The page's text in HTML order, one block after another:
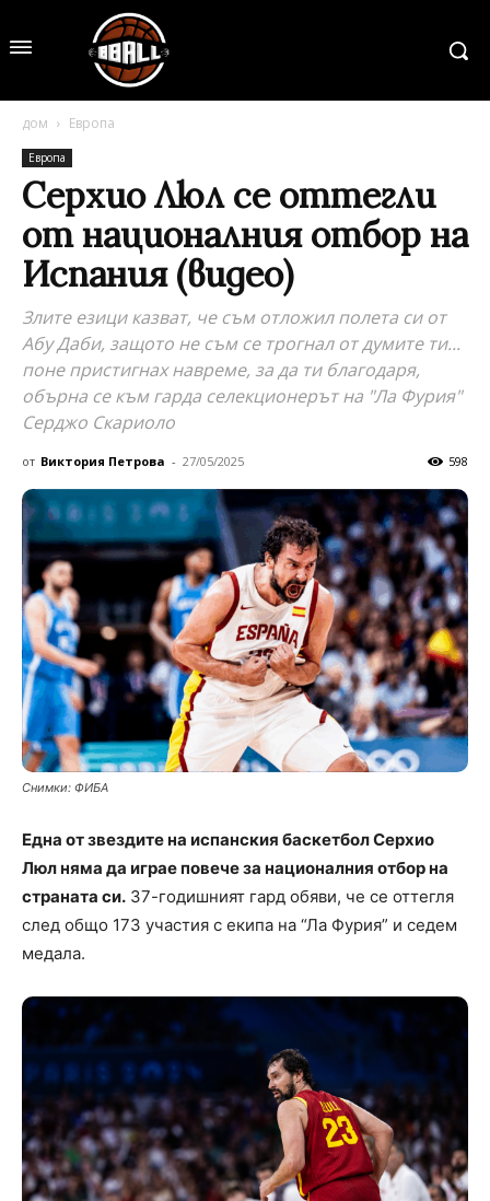
дом Европа
Европа
Серхио Люл се оттегли
от националния отбор на
Испания (видео)
Злите езици казват, че съм отложил полета си от
Абу Даби, защото не съм се трогнал от думите ти...
поне пристигнах навреме, за да ти благодаря,
обърна се към гарда селекционерът на "Ла Фурия"
Серджо Скариоло
от Виктория Петрова - 27/05/2025 598
Снимки: ФИБА
Една от звездите на испанския баскетбол Серхио
Люл няма да играе повече за националния отбор на
страната си. 37-годишният гард обяви, че се оттегля
след общо 173 участия с екипа на “Ла Фурия” и седем
медала.